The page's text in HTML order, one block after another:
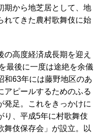
期から地芝居として、地
れてきた農村歌舞伎に始
の高度経済成長期を迎え
最後に一度は途絶を余儀
和63年には藤野地区のあ
アピールするためのふる
発足。これをきっかけに
り、平成5年に村歌舞伎
舞伎保存会」が設立。以